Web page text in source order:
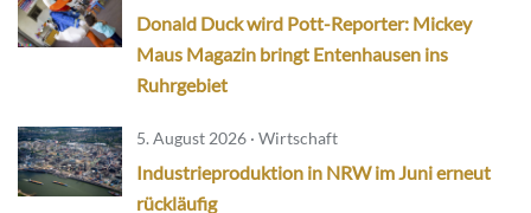
Donald Duck wird Pott-Reporter: Mickey
Maus Magazin bringt Entenhausen ins
Ruhrgebiet
5. August 2026 · Wirtschaft
Industrieproduktion in NRW im Juni erneut
rückläufig